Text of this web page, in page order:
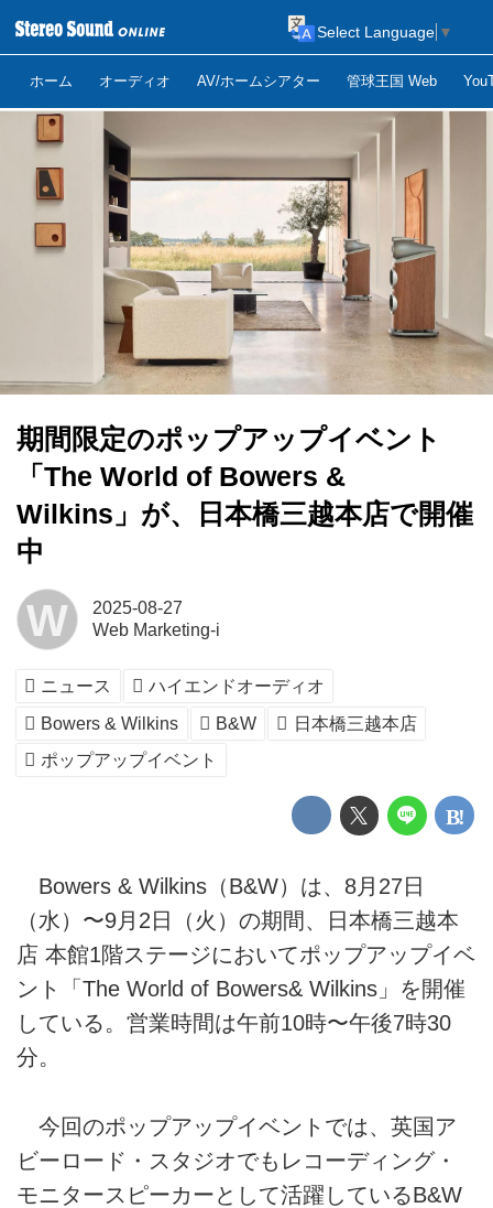
ホーム オーディオ AV/ホームシアター 管球王国 Web
Select Language ▼
期間限定のポップアップイベント
「The World of Bowers &
Wilkins」が、日本橋三越本店で開催
中
W
2025-08-27
Web Marketing-i
ニュース
ハイエンドオーディオ
Bowers & Wilkins
B&W
日本橋三越本店
ポップアップイベント
Bowers & Wilkins（B&W）は、8月27日
（水）〜9月2日（火）の期間、日本橋三越本
店 本館1階ステージにおいてポップアップイベ
ント「The World of Bowers& Wilkins」を開催
している。営業時間は午前10時〜午後7時30
分。
今回のポップアップイベントでは、英国ア
ビーロード・スタジオでもレコーディング・
モニタースピーカーとして活躍しているB&W